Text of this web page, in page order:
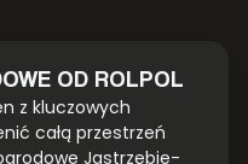
OD ROLPOL
z kluczowych
całą przestrzeń
Jastrzębie-